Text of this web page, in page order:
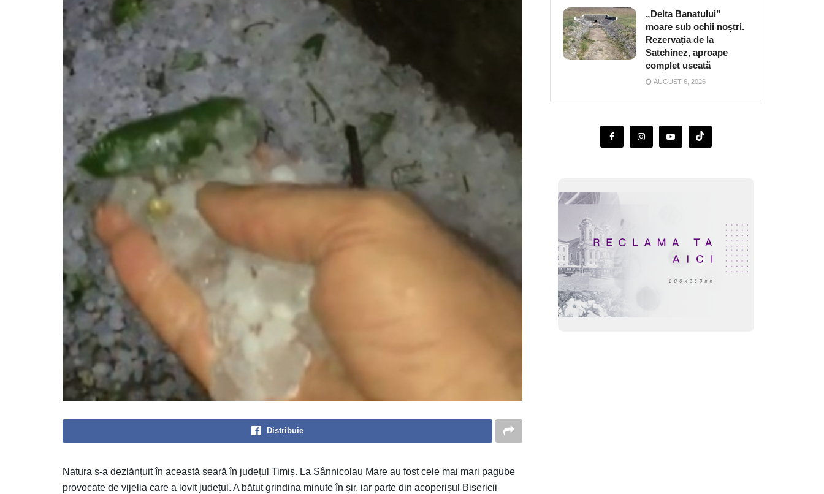
Distribuie
Natura s-a dezlănțuit în această seară în județul Timiș. La Sânnicolau Mare au fost cele mai mari pagube
provocate de vijelia care a lovit județul. A bătut grindina minute în șir, iar parte din acoperișul Bisericii
„Delta Banatului”
moare sub ochii noștri.
Rezervația de la
Satchinez, aproape
complet uscată
AUGUST 6, 2026